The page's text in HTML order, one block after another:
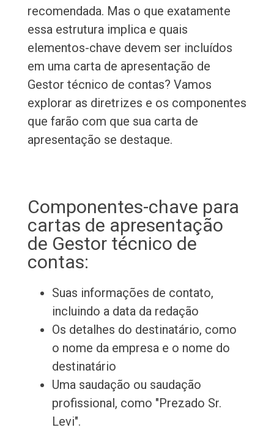
recomendada. Mas o que exatamente
essa estrutura implica e quais
elementos-chave devem ser incluídos
em uma carta de apresentação de
Gestor técnico de contas? Vamos
explorar as diretrizes e os componentes
que farão com que sua carta de
apresentação se destaque.
Componentes-chave para
cartas de apresentação
de Gestor técnico de
contas:
Suas informações de contato,
incluindo a data da redação
Os detalhes do destinatário, como
o nome da empresa e o nome do
destinatário
Uma saudação ou saudação
profissional, como "Prezado Sr.
Levi".